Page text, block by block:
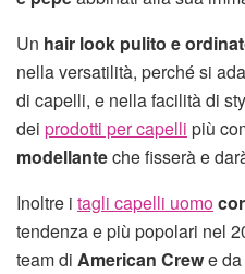
Un hair look pulito e
nella versatilità, perché si
di capelli, e nella facilità di
dei prodotti per capelli più
modellanteche fisserà e
Inoltre i tagli capelli uomo
tendenza e più popolari nel
team di American Crewe da